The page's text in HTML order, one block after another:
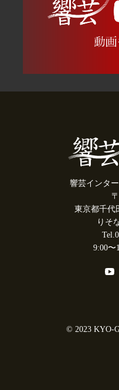
響芸インタ
東京都千代
りそ
9:00〜
© 2023 KYO-